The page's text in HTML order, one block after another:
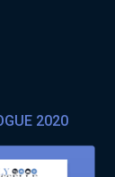
2020